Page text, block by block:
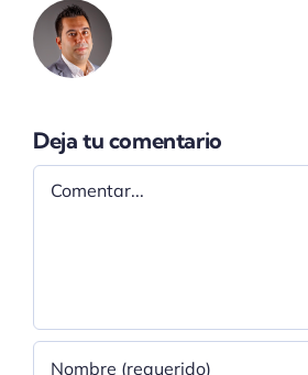
Deja tu comentario
Comentar